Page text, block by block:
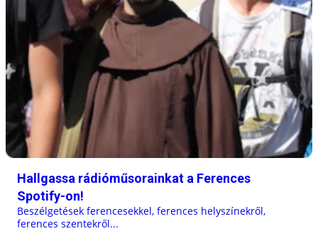
Hallgassa rádióműsorainkat a Ferences
Spotify-on!
Beszélgetések ferencesekkel, ferences helyszínekről,
ferences szentekről...